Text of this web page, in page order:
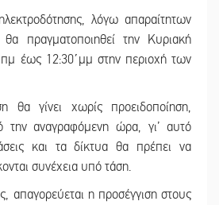
λόγω απαραίτητων
θα πραγματοποιηθεί την Κυριακή
έως 12:30΄μμ στην περιοχή των
θα γίνει χωρίς προειδοποίηση,
την αναγραφόμενη ώρα, γι’ αυτό
και τα δίκτυα θα πρέπει να
συνέχεια υπό τάση.
απαγορεύεται η προσέγγιση στους